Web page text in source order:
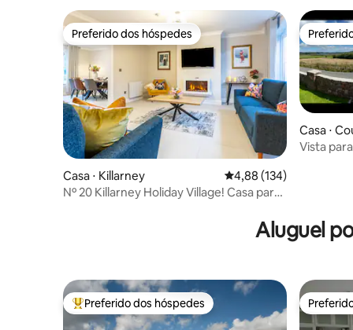
Preferido dos hóspedes
Preferido dos hóspedes
Casa ⋅ Killarney 4,88 de uma avaliação
4,88 (134)
Nº 20 Killarney Holiday Village! Casa para
Casa ⋅
Vista
Aluguel
Entre os melhores preferidos dos hóspedes
Preferido dos hóspedes